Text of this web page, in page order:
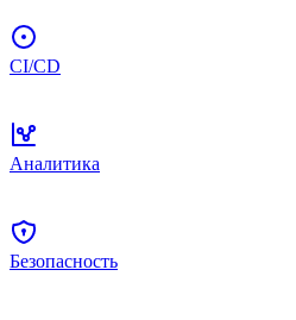
CI/CD
Аналитика
Безопасность